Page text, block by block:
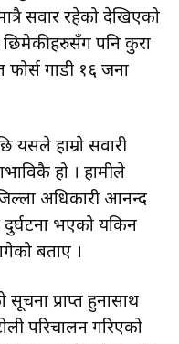
सवार रहेको देखिएको
पनि कुरा
फोर्स गाडी १६ जना
हाम्राे सवारी
हो । हामीले
अधिकारी आनन्द
भएको यकिन
बताए ।
प्राप्त हुनासाथ
परिचालन गरिएको